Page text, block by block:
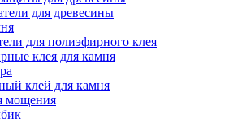
для древесины
для полиэфирного клея
клея для камня
клей для камня
мощения